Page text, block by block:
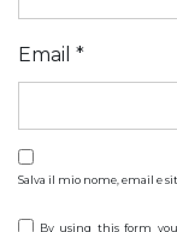
Email *
Salva il mio nome, email e
By using this form